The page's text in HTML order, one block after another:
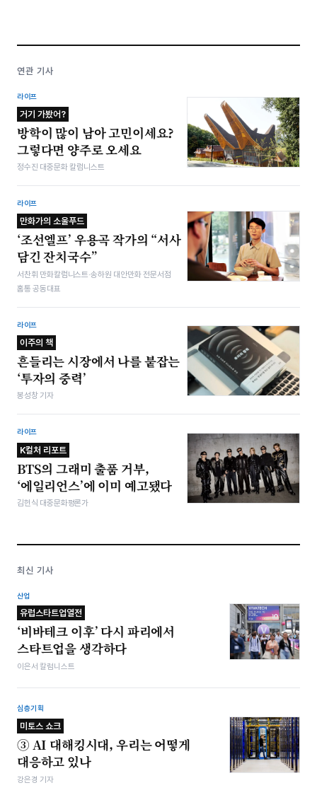
연관 기사
라이프
거기 가봤어?
방학이 많이 남아 고민이세요?
그렇다면 양주로 오세요
정수진 대중문화 칼럼니스트
라이프
만화가의 소울푸드
‘조선엘프’ 우용곡 작가의 “서사
담긴 잔치국수”
서찬휘 만화칼럼니스트·송하원 대안만화 전문서점
홈통 공동대표
라이프
이주의 책
흔들리는 시장에서 나를 붙잡는
‘투자의 중력’
봉성창 기자
라이프
K컬처 리포트
BTS의 그래미 출품 거부,
‘에일리언스’에 이미 예고됐다
김헌식 대중문화평론가
최신 기사
산업
유럽스타트업열전
‘비바테크 이후’ 다시 파리에서
스타트업을 생각하다
이은서 칼럼니스트
심층기획
미토스 쇼크
③ AI 대해킹시대, 우리는 어떻게
대응하고 있나
강은경 기자